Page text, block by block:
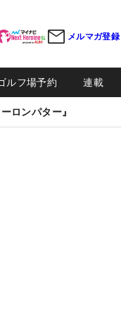
メルマガ登録
ルフ場予約 連載
ロンパター』